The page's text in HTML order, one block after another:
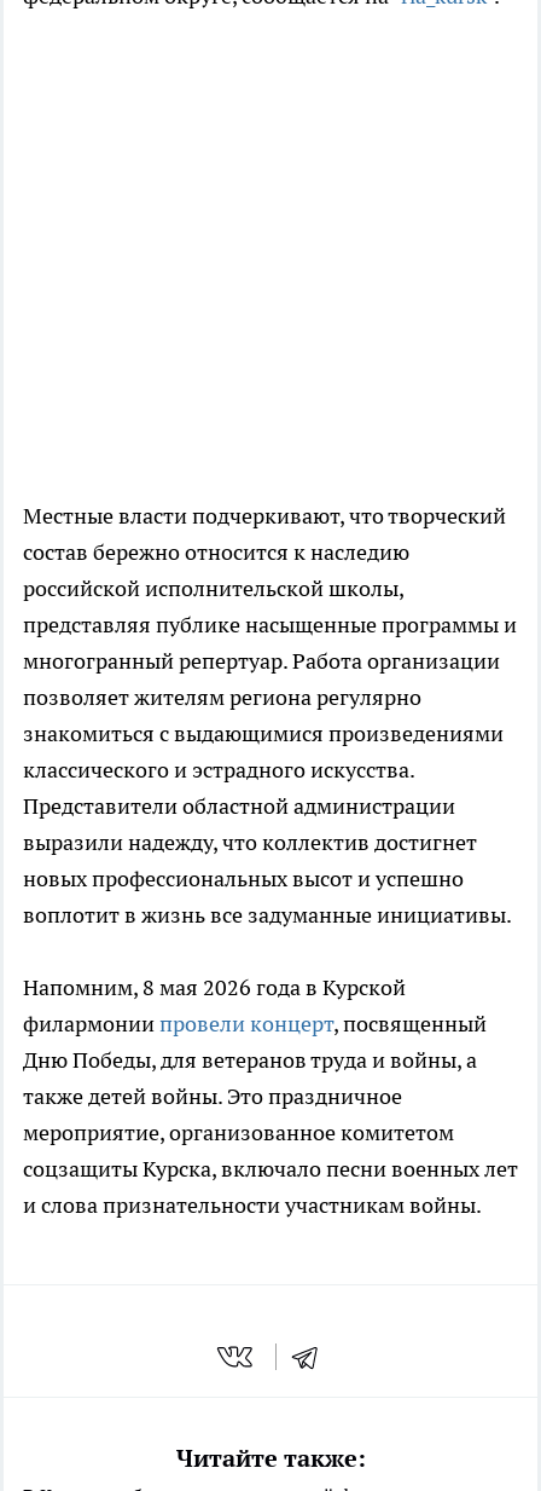
Местные власти подчеркивают, что творческий
состав бережно относится к наследию
российской исполнительской школы,
представляя публике насыщенные программы и
многогранный репертуар. Работа организации
позволяет жителям региона регулярно
знакомиться с выдающимися произведениями
классического и эстрадного искусства.
Представители областной администрации
выразили надежду, что коллектив достигнет
новых профессиональных высот и успешно
воплотит в жизнь все задуманные инициативы.
Напомним, 8 мая 2026 года в Курской
филармониипровели концерт, посвященный
Дню Победы, для ветеранов труда и войны, а
также детей войны. Это праздничное
мероприятие, организованное комитетом
соцзащиты Курска, включало песни военных лет
и слова признательности участникам войны.
Читайте также: